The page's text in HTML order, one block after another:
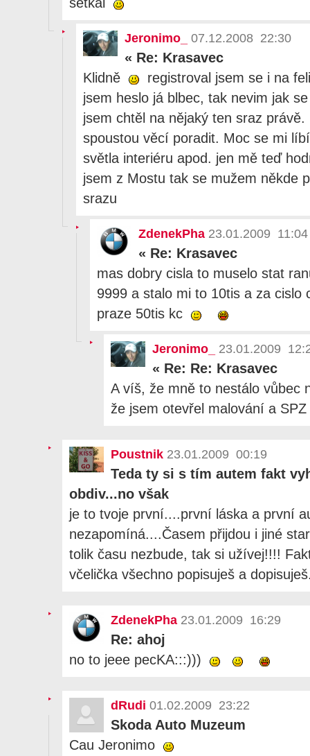
Jeronimo_ 07.12.2008 22:30
« Re: Krasavec
Klidně
registroval jsem se i na
jsem heslo já blbec, tak nevim jak
jsem chtěl na nějaký ten sraz
spoustou věcí poradit. Moc se mi
světla interiéru apod. jen mě teď
jsem z Mostu tak se mužem někde
srazu
ZdenekPha 23.01.2009 11:04
« Re: Krasavec
mas dobry cisla to muselo stat
9999 a stalo mi to 10tis a za cislo
praze 50tis kc
Jeronimo_ 23.01.2009
« Re: Re: Krasavec
A víš, že mně to nestálo vůbec
že jsem otevřel malování a
Poustnik 23.01.2009 00:19
Teda ty si s tím autem fakt
obdiv...no však
je to tvoje první....první láska a první
nezapomíná....Časem přijdou i jiné
tolik času nezbude, tak si užívej!!!!
včelička všechno popisuješ a
ZdenekPha 23.01.2009 16:29
Re: ahoj
no to jeee pecKA:::)))
dRudi 01.02.2009 23:22
Skoda Auto Muzeum
Cau Jeronimo